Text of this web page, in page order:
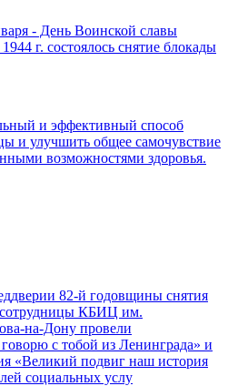
- День Воинской славы
г. состоялось снятие блокады
и эффективный способ
и улучшить общее самочувствие
возможностями здоровья.
82-й годовщины снятия
КБИЦ им.
на-Дону провели
с тобой из Ленинграда» и
«Великий подвиг наш история
социальных услу